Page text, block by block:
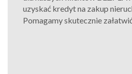
uzyskać kredyt na zakup
Pomagamy skutecznie